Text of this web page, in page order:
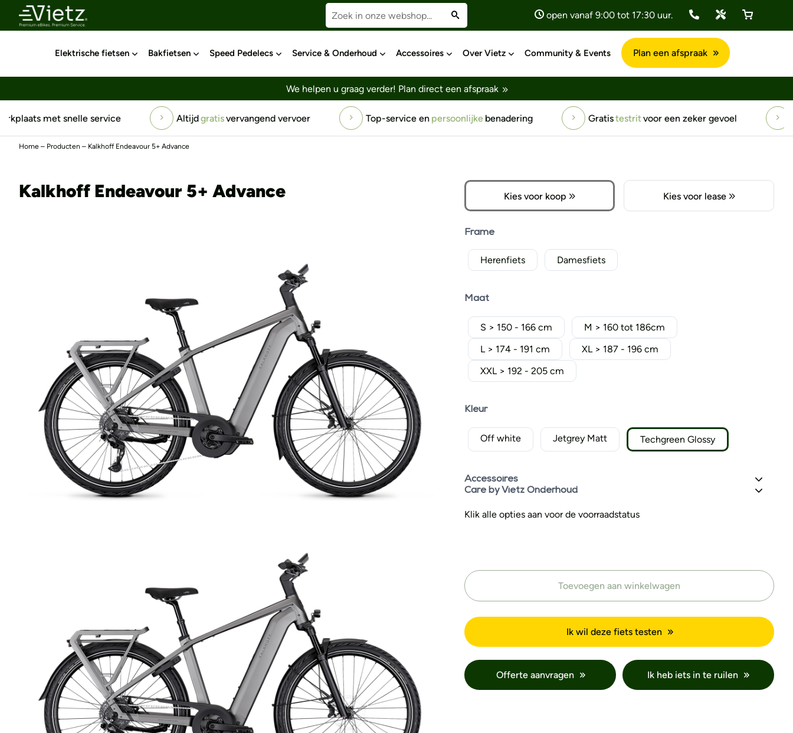
open vanaf 9:00 tot 17:30 uur.
Elektrische fietsen Bakfietsen Speed Pedelecs Service & Onderhoud Accessoires Over Vietz Community & Events Plan een afspraak
We helpen u graag verder! Plan direct een afspraak
Altijdgratisvervangend vervoer Top-service en persoonlijke benadering Gratistestritvoor een zeker gevoel 1194+ positievereviews
Home – Producten – Kalkhoff Endeavour 5+ Advance
Kalkhoff Endeavour 5+ Advance Kies voor koop Kies voor lease
Frame
Herenfiets Damesfiets
Maat
S > 150 - 166 cm
M > 160 tot 186cm
L > 174 - 191 cm
XL > 187 - 196 cm
XXL > 192 - 205 cm
Kleur
Off white Jetgrey Matt Techgreen Glossy
Accessoires
Care by Vietz Onderhoud
Klik alle opties aan voor de voorraadstatus
Toevoegen aan winkelwagen
Ik wil deze fiets testen
Offerte aanvragen Ik heb iets in te ruilen